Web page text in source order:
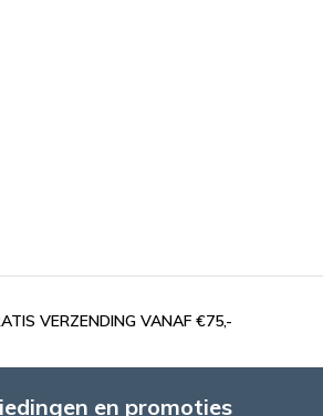
VERZENDING VANAF €75,-
en promoties